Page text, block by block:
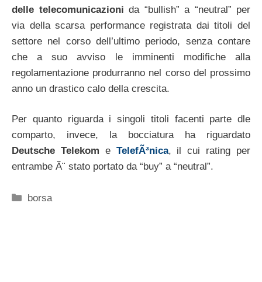
delle telecomunicazioni da “bullish” a “neutral” per
via della scarsa performance registrata dai titoli del
settore nel corso dell’ultimo periodo, senza contare
che a suo avviso le imminenti modifiche alla
regolamentazione produrranno nel corso del prossimo
anno un drastico calo della crescita.
Per quanto riguarda i singoli titoli facenti parte dle
comparto, invece, la bocciatura ha riguardato
Deutsche Telekom e TelefÃ³nica, il cui rating per
entrambe Ã¨ stato portato da “buy” a “neutral”.
Categorie
borsa